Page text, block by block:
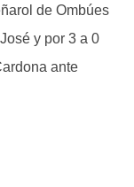
de Ombúes
y por 3 a 0
ante